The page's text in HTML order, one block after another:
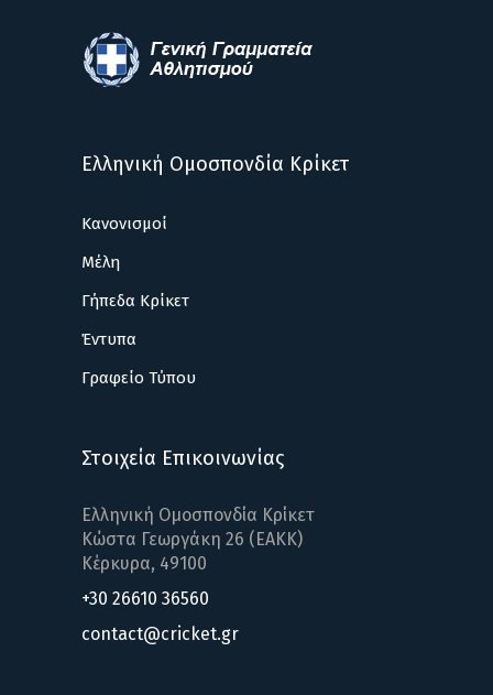
Ελληνική Ομοσπονδία Κρίκετ
Κανονισμοί
Μέλη
Γήπεδα Κρίκετ
Έντυπα
Γραφείο Τύπου
Στοιχεία Επικοινωνίας
Ελληνική Ομοσπονδία Κρίκετ
Κώστα Γεωργάκη 26 (ΕΑΚΚ)
Κέρκυρα, 49100
+30 26610 36560
contact@cricket.gr